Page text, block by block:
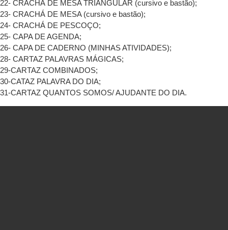
22- CRACHÁ DE MESA TRIANGULAR (cursivo e bastão);
23- CRACHÁ DE MESA (cursivo e bastão);
24- CRACHÁ DE PESCOÇO;
25- CAPA DE AGENDA;
26- CAPA DE CADERNO (MINHAS ATIVIDADES);
28- CARTAZ PALAVRAS MÁGICAS;
29-CARTAZ COMBINADOS;
30-CATAZ PALAVRA DO DIA;
31-CARTAZ QUANTOS SOMOS/ AJUDANTE DO DIA.